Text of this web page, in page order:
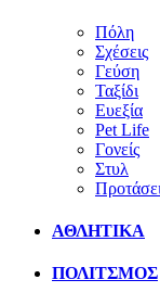
Πόλη
Σχέσεις
Γεύση
Ταξίδι
Ευεξία
Pet Life
Γονείς
Στυλ
ΑΘΛΗΤΙΚΑ
ΠΟΛΙΤΣΜΟΣ